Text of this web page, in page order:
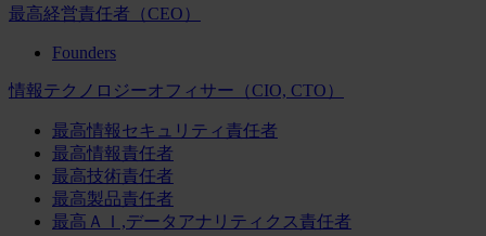
最高経営責任者（CEO）
Founders
情報テクノロジーオフィサー（CIO, CTO）
最高情報セキュリティ責任者
最高情報責任者
最高技術責任者
最高製品責任者
最高ＡＩ,データアナリティクス責任者